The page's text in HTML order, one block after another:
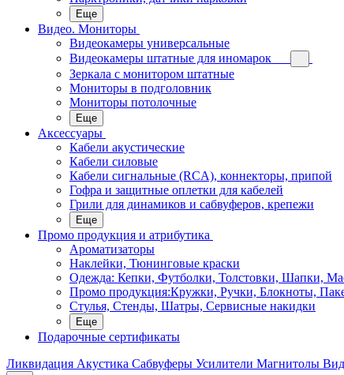
Еще
Видео. Мониторы
Видеокамеры универсальные
Видеокамеры штатные для иномарок
Зеркала с монитором штатные
Мониторы в подголовник
Мониторы потолочные
Еще
Аксессуары
Кабели акустические
Кабели силовые
Кабели сигнальные (RCA), коннекторы, припой
Гофра и защитные оплетки для кабелей
Грили для динамиков и сабвуферов, крепежи
Еще
Промо продукция и атрибутика
Ароматизаторы
Наклейки, Тюнинговые краски
Одежда: Кепки, Футболки, Толстовки, Шапки,
Промо продукция:Кружки, Ручки, Блокноты,
Стулья, Стенды, Шатры, Сервисные накидки
Еще
Подарочные сертификаты
Ликвидация Акустика Сабвуферы Усилители Магнитолы